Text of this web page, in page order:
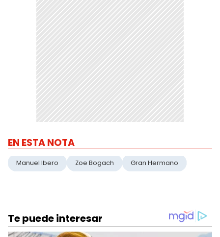
EN ESTA NOTA
Manuel Ibero Zoe Bogach Gran Hermano